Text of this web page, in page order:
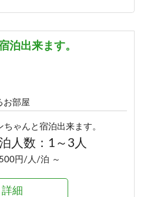
泊出来ます。
お部屋
ちゃんと宿泊出来ます。
人数：1～3人
円/人/泊 ～
詳細